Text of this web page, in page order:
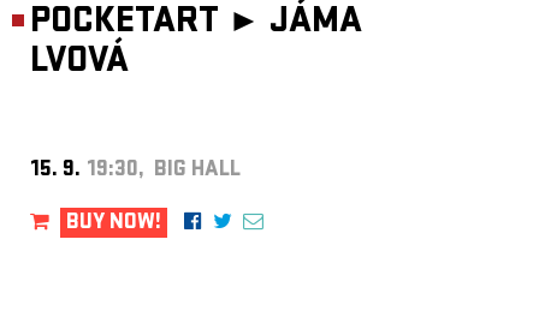
POCKETART ► JÁMA
LVOVÁ
15. 9. 19:30, BIG HALL
BUY NOW!